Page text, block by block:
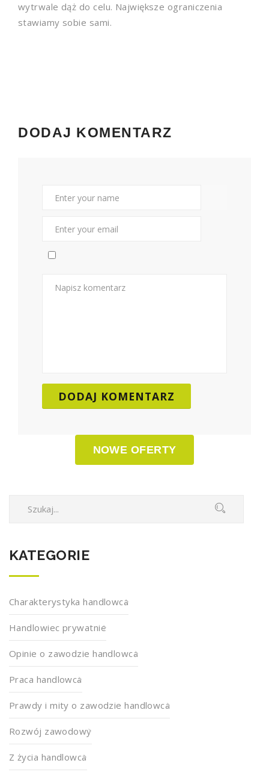
wytrwale dąż do celu. Największe ograniczenia
stawiamy sobie sami.
DODAJ KOMENTARZ
NOWE OFERTY
KATEGORIE
Charakterystyka handlowca
Handlowiec prywatnie
Opinie o zawodzie handlowca
Praca handlowca
Prawdy i mity o zawodzie handlowca
Rozwój zawodowy
Z życia handlowca